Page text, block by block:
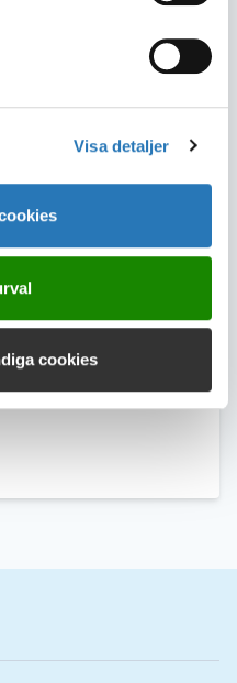
Visa detaljer
cookies
av flotation